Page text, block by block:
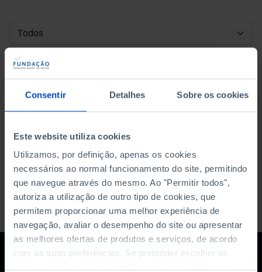
Consentir Detalhes Sobre os cookies
Este website utiliza cookies
Utilizamos, por definição, apenas os cookies
necessários ao normal funcionamento do site, permitindo
que navegue através do mesmo. Ao "Permitir todos",
autoriza a utilização de outro tipo de cookies, que
permitem proporcionar uma melhor experiência de
navegação, avaliar o desempenho do site ou apresentar
as melhores ofertas de produtos e serviços, de acordo
com as suas preferências. Se pretender escolher os
DATA DE INÍCIO
DATA DE FIM